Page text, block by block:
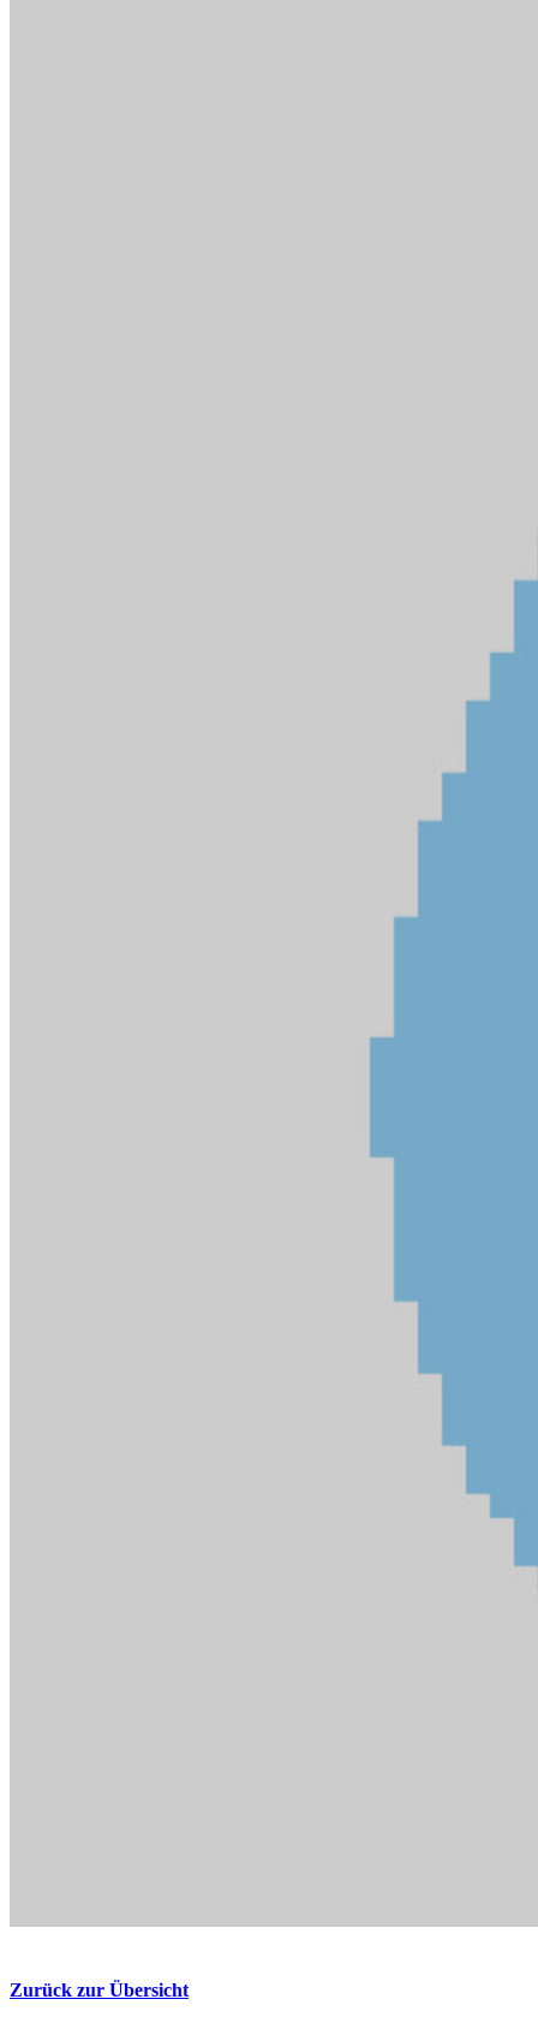
Zurück zur Übersicht